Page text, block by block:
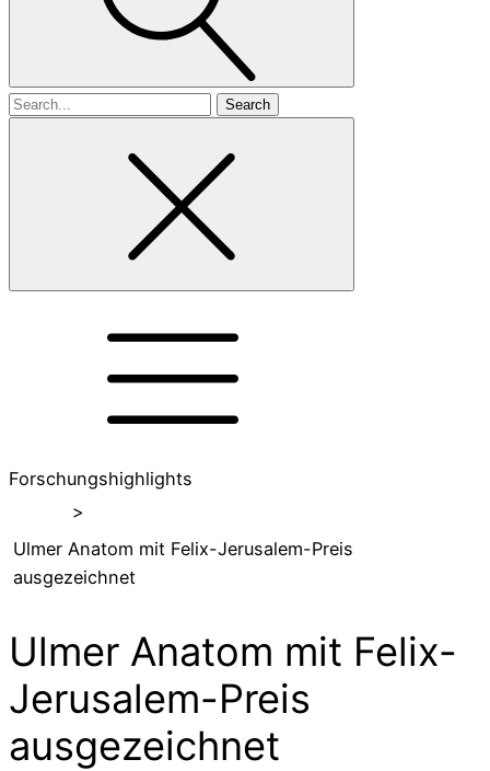
Search
Forschungshighlights
>
Ulmer Anatom mit Felix-Jerusalem-Preis
ausgezeichnet
Ulmer Anatom mit Felix-
Jerusalem-Preis
ausgezeichnet